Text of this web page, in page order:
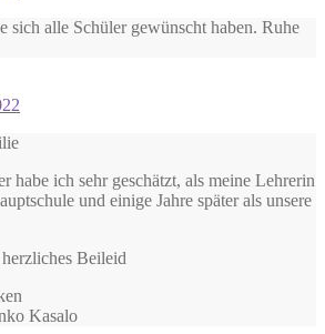
sich alle Schüler gewünscht haben. Ruhe
habe ich sehr geschätzt, als meine Lehrerin
und einige Jahre später als unsere
Beileid
Kasalo